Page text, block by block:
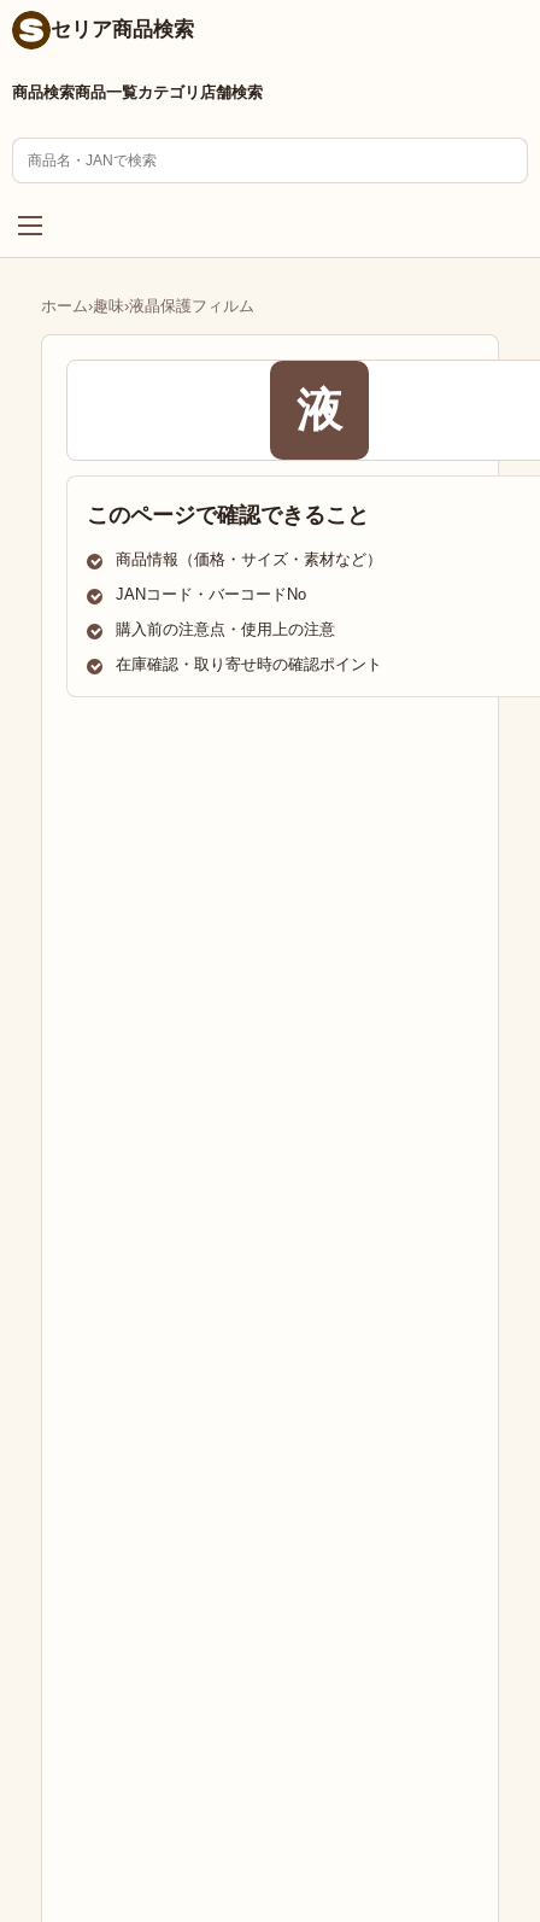
セリア商品検索
商品検索商品一覧カテゴリ 店舗検索
ホーム›趣味›液晶保護フィルム
液
このページで確認できること
商品情報（価格・サイズ・素材など）
JANコード・バーコードNo
購入前の注意点・使用上の注意
在庫確認・取り寄せ時の確認ポイント